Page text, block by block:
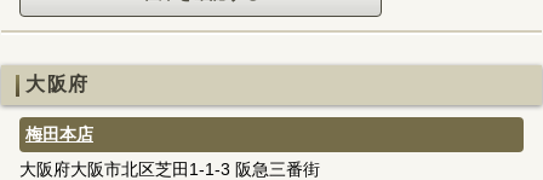
大阪府
梅田本店
大阪府大阪市北区芝田1-1-3 阪急三番街